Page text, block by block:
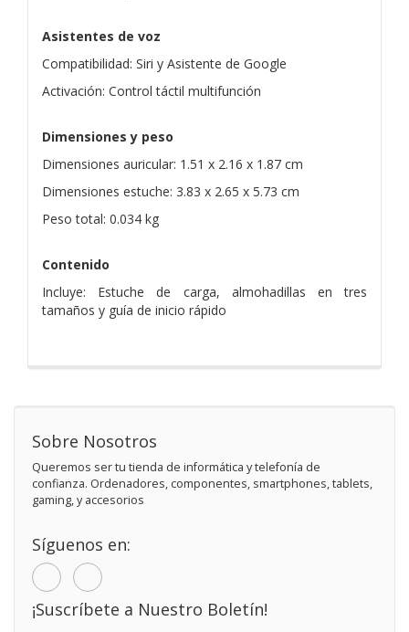
Asistentes de voz
Compatibilidad: Siri y Asistente de Google
Activación: Control táctil multifunción
Dimensiones y peso
Dimensiones auricular: 1.51 x 2.16 x 1.87 cm
Dimensiones estuche: 3.83 x 2.65 x 5.73 cm
Peso total: 0.034 kg
Contenido
Incluye: Estuche de carga, almohadillas en tres
tamaños y guía de inicio rápido
Sobre Nosotros
Queremos ser tu tienda de informática y telefonía de
confianza. Ordenadores, componentes, smartphones, tablets,
gaming, y accesorios
Síguenos en:
¡Suscríbete a Nuestro Boletín!